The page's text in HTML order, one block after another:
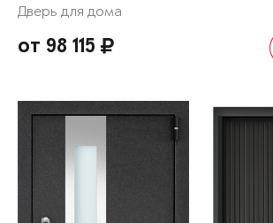
Дверь для дома
от 98 115